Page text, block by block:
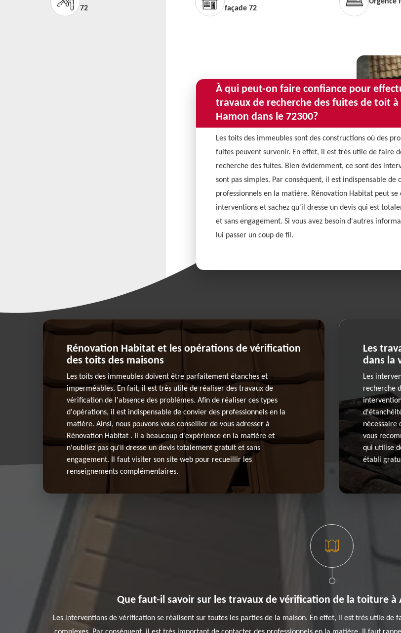
72
façade 72
À qui peut-on faire confiance pour
travaux de recherche des fuites de toit à
Hamon dans le 72300?
Les toits des immeubles sont des constructions où des
fuites peuvent survenir. En effet, il est très utile de faire
recherche des fuites. Bien évidemment, ce sont des
sont pas simples. Par conséquent, il est indispensable de
professionnels en la matière. Rénovation Habitat peut se
interventions et sachez qu'il dresse un devis qui est
et sans engagement. Si vous avez besoin d'autres
lui passer un coup de fil.
Rénovation Habitat et les opérations de vérification
des toits des maisons
Les toits des immeubles doivent être parfaitement étanches et
imperméables. En fait, il est très utile de réaliser des travaux de
vérification de l'absence des problèmes. Afin de réaliser ces types
d'opérations, il est indispensable de convier des professionnels en la
matière. Ainsi, nous pouvons vous conseiller de vous adresser à
Rénovation Habitat . Il a beaucoup d'expérience en la matière et
n'oubliez pas qu'il dresse un devis totalement gratuit et sans
engagement. Il faut visiter son site web pour recueillir les
renseignements complémentaires.
Les
dans la
Les
recherche
nécessaire
vous
qui utilise
établi
Que faut-il savoir sur les travaux de vérification de la toiture à
Les interventions de vérification se réalisent sur toutes les parties de la maison. En effet, il est très utile de